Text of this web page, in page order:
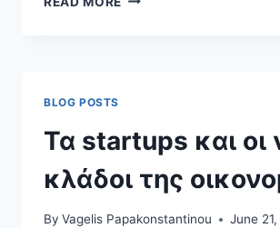
BLOG POSTS
Τα startups και οι
κλάδοι της
By Vagelis Papakonstantinou June